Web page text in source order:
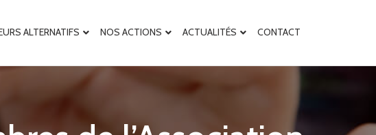
ALTERNATIFS NOS ACTIONS ACTUALITÉS CONTACT